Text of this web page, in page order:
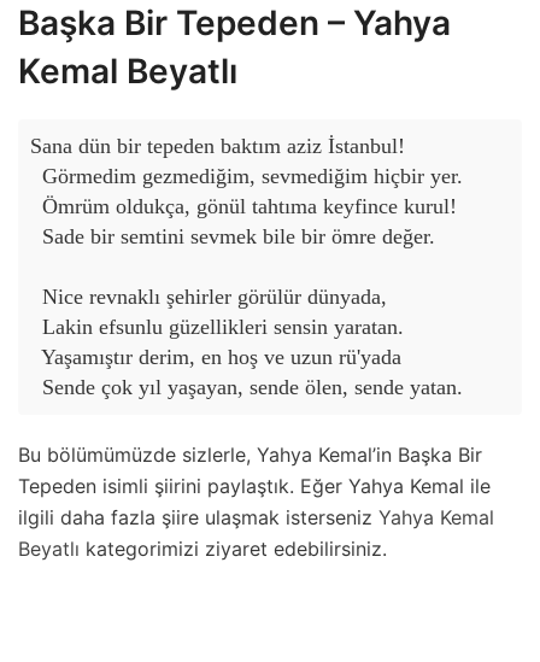
Başka Bir Tepeden – Yahya
Kemal Beyatlı
Sana dün bir tepeden baktım aziz İstanbul!
  Görmedim gezmediğim, sevmediğim hiçbir yer.
  Ömrüm oldukça, gönül tahtıma keyfince kurul!
  Sade bir semtini sevmek bile bir ömre değer.
  Nice revnaklı şehirler görülür dünyada,
  Lakin efsunlu güzellikleri sensin yaratan.
  Yaşamıştır derim, en hoş ve uzun rü'yada
Bu bölümümüzde sizlerle, Yahya Kemal’in Başka Bir
Tepeden isimli şiirini paylaştık. Eğer Yahya Kemal ile
ilgili daha fazla şiire ulaşmak isterseniz Yahya Kemal
Beyatlı kategorimizi ziyaret edebilirsiniz.